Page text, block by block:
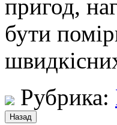
пригод,
бути
Рубрика: